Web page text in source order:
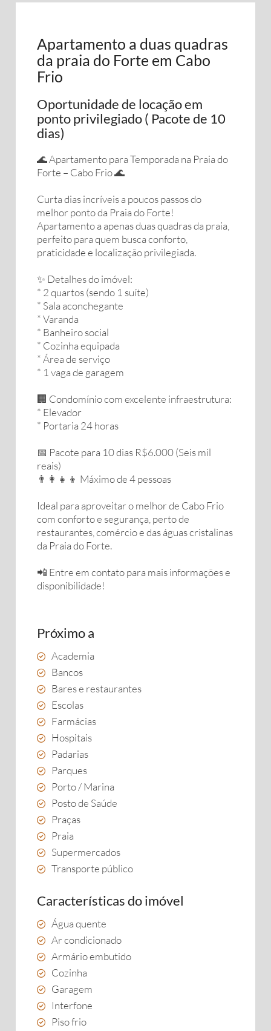
Apartamento a duas quadras
da praia do Forte em Cabo
Frio
Oportunidade de locação em
ponto privilegiado ( Pacote de 10
dias)
🌊 Apartamento para Temporada na Praia do
Forte – Cabo Frio 🌊
Curta dias incríveis a poucos passos do
melhor ponto da Praia do Forte!
Apartamento a apenas duas quadras da praia,
perfeito para quem busca conforto,
praticidade e localização privilegiada.
✨ Detalhes do imóvel:
* 2 quartos (sendo 1 suíte)
* Sala aconchegante
* Varanda
* Banheiro social
* Cozinha equipada
* Área de serviço
* 1 vaga de garagem
🏢 Condomínio com excelente infraestrutura:
* Elevador
* Portaria 24 horas
📅 Pacote para 10 dias R$6.000 (Seis mil
reais)
👨‍👩‍👧‍👦 Máximo de 4 pessoas
Ideal para aproveitar o melhor de Cabo Frio
com conforto e segurança, perto de
restaurantes, comércio e das águas cristalinas
da Praia do Forte.
📲 Entre em contato para mais informações e
disponibilidade!
Próximo a
Academia
Bancos
Bares e restaurantes
Escolas
Farmácias
Hospitais
Padarias
Parques
Porto / Marina
Posto de Saúde
Praças
Praia
Supermercados
Transporte público
Características do imóvel
Água quente
Ar condicionado
Armário embutido
Cozinha
Garagem
Interfone
Piso frio